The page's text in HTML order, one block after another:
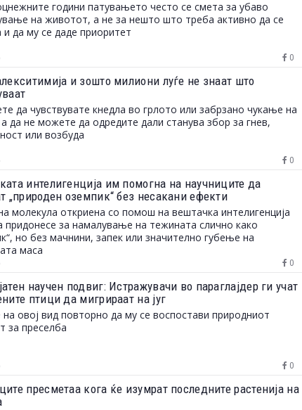
години патувањето често се смета за убаво
на животот, а не за нешто што треба активно да се
и да му се даде приоритет
0
и зошто милиони луѓе не знаат што
да чувствувате кнедла во грлото или забрзано чукање на
да не можете да одредите дали станува збор за гнев,
или возбуда
0
интелигенција им помогна на научниците да
„природен оземпик“ без несакани ефекти
молекула откриена со помош на вештачка интелигенција
за намалување на тежината слично како
но без мачнини, запек или значително губење на
маса
0
научен подвиг: Истражувачи во параглајдер ги учат
птици да мигрираат на југ
овој вид повторно да му се воспостави природниот
за преселба
0
пресметаа кога ќе изумрат последните растенија на